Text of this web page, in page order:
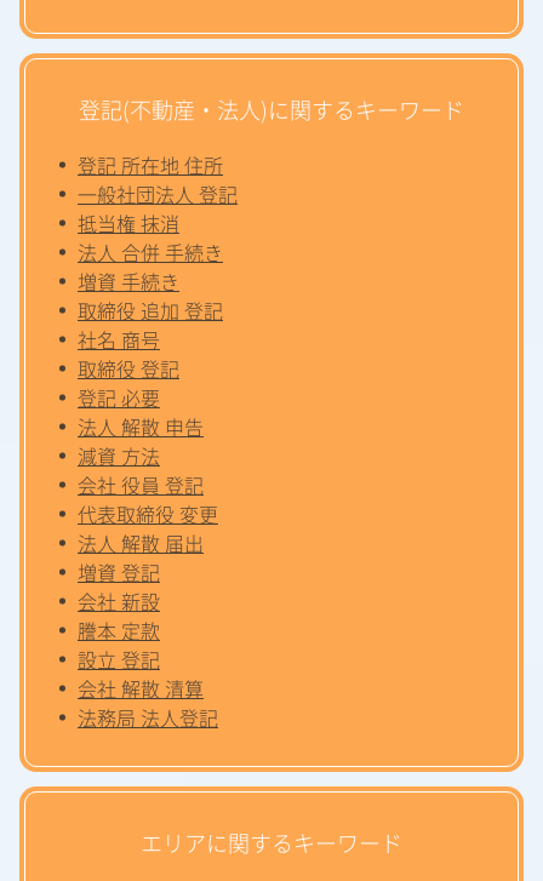
登記(不動産・法人)に関するキーワード
登記 所在地 住所
一般社団法人 登記
抵当権 抹消
法人 合併 手続き
増資 手続き
取締役 追加 登記
社名 商号
取締役 登記
登記 必要
法人 解散 申告
減資 方法
会社 役員 登記
代表取締役 変更
法人 解散 届出
増資 登記
会社 新設
謄本 定款
設立 登記
会社 解散 清算
法務局 法人登記
エリアに関するキーワード